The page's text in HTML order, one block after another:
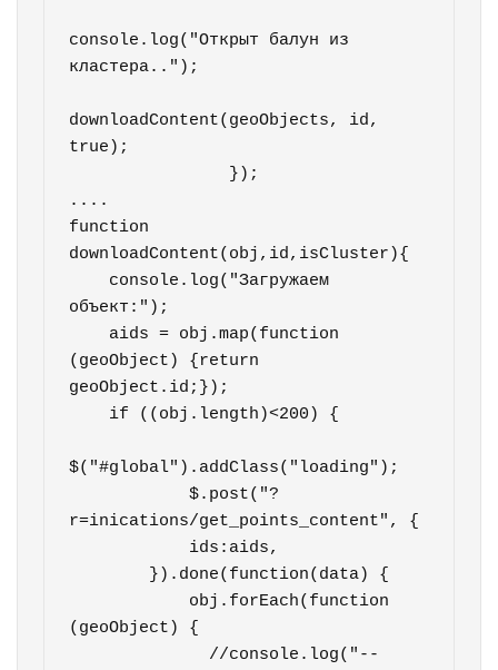
console.log("Открыт балун из
кластера..");
downloadContent(geoObjects, id,
true);
....
function
downloadContent(obj,id,isCluster){
объект:");
(geoObject) {return
geoObject.id;});
$("#global").addClass("loading");
            $.post("?
r=inications/get_points_content", {
(geoObject) {